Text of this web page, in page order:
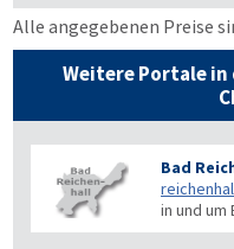
Alle angegebenen Preise
Weitere Portale in
Bad
in und um